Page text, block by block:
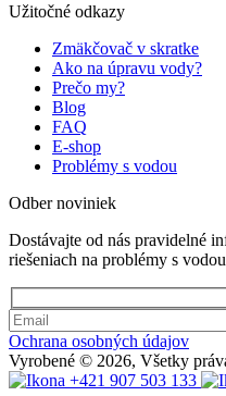
Užitočné odkazy
Zmäkčovač v skratke
Ako na úpravu vody?
Prečo my?
Blog
FAQ
E-shop
Problémy s vodou
Odber noviniek
Dostávajte od nás pravidelné
riešeniach na problémy s vodou
Ochrana osobných údajov
Vyrobené © 2026, Všetky
+421 907 503 133